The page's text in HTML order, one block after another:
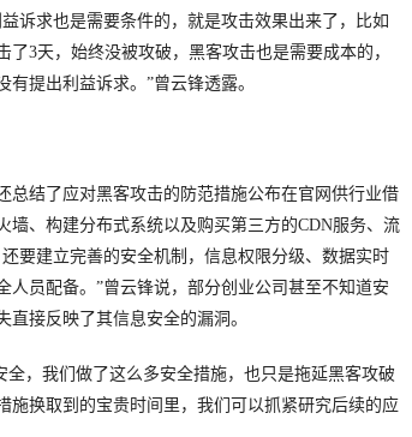
诉求也是需要条件的，就是攻击效果出来了，比如
3天，始终没被攻破，黑客攻击也是需要成本的，
提出利益诉求。”曾云锋透露。
了应对黑客攻击的防范措施公布在官网供行业借
墙、构建分布式系统以及购买第三方的CDN服务、流
要建立完善的安全机制，信息权限分级、数据实时
人员配备。”曾云锋说，部分创业公司甚至不知道安
接反映了其信息安全的漏洞。
我们做了这么多安全措施，也只是拖延黑客攻破
施换取到的宝贵时间里，我们可以抓紧研究后续的应